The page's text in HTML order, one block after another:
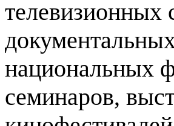
телевизионных
национальных
семинаров,